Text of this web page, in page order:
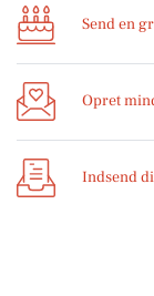
Send en
Opret
Indsend